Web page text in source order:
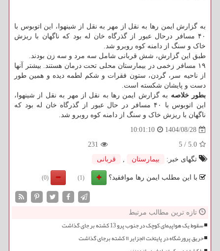
به گزارش ایمن رها به نقل از مهر به نقل از شینهوا، این اتوبوس با
۴۰ مسافر درحال عبور از گذرگاه خان له بود که ناگهان با ریزش
خاک و سنگ از دامنه کوه روبرو شد.
طبق این گزارش، شش قربانی شامل سه مرد و سه زن بودند.
۱۹ مسافر زخمی در بیمارستان محلی تحت درمان هستند. بیشتر آنها
از ناحیه سر، گردن، ستون فقرات و شکم لطمه دیده و همین طور
دست و پایشان شکسته است.
بطور خلاصه به گزارش ایمن رها به نقل از مهر به نقل از شینهوا،
این اتوبوس با ۴۰ مسافر در حال عبور از گذرگاه خان له بود که
ناگهان با ریزش خاک و سنگ از دامنه کوه روبرو شد.
1404/08/28
10:01:10
5.0
/
5
231
تگهای خبر:
بیمارستان , قربانی
با این مطلب ایمن رها موافقید؟ (1)
(0)
تازه ترین مطالب مرتبط
سقوط یک هواپیمای کوچک در جنوب پرو 13 کشته بر جای گذاشت
حریق پرورشگاه در پایتخت الجزایر ۱۱ کشته برجای گذاشت